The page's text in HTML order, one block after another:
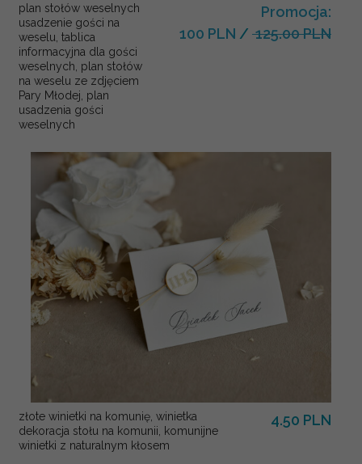
plan stołów weselnych
usadzenie gości na
weselu, tablica
informacyjna dla gości
weselnych, plan stołów
na weselu ze zdjęciem
Pary Młodej, plan
usadzenia gości
weselnych
Promocja:
100 PLN / 125.00 PLN
złote winietki na komunię, winietka
dekoracja stołu na komunii, komunijne
winietki z naturalnym kłosem
4.50 PLN